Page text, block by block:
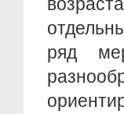
ряд